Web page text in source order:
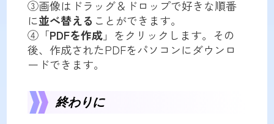
③画像はドラッグ＆ドロップで好きな順番
に並べ替える ことができます。
④「PDFを作成」をクリックします。その
後、作成されたPDFをパソコンにダウンロ
ードできます。
終わりに